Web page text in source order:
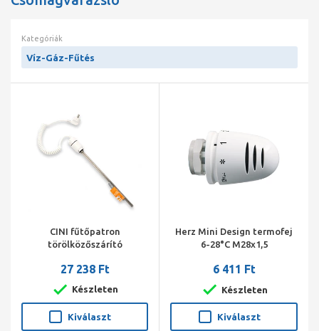
Kategóriák
Víz-Gáz-Fűtés
CINI fűtőpatron
törölközőszárító
27 238 Ft
Készleten
Kiválaszt
Herz Mini Design termofej
6-28°C M28x1,5
6 411 Ft
Készleten
Kiválaszt